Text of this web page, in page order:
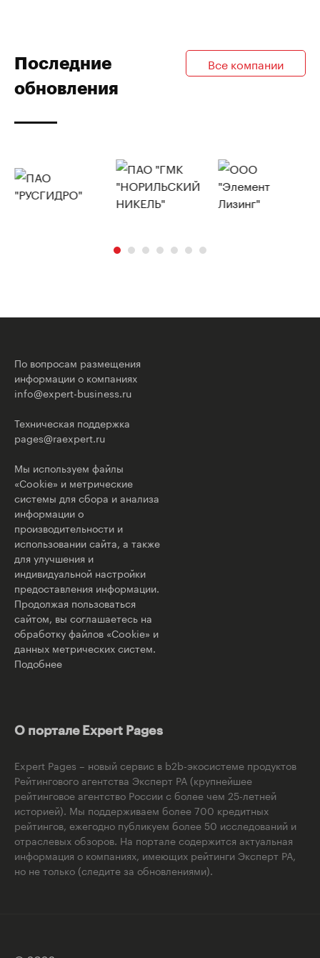
Последние
обновления
Все компании
По вопросам размещения
информации о компаниях
info@expert-business.ru
Техническая поддержка
pages@raexpert.ru
Мы используем файлы
«Cookie» и метрические
системы для сбора и анализа
информации о
производительности и
использовании сайта, а также
для улучшения и
индивидуальной настройки
предоставления информации.
Продолжая пользоваться
сайтом, вы соглашаетесь на
обработку файлов «Cookie» и
данных метрических систем.
Подобнее
О портале Expert Pages
Expert Pages – новый сервис в b2b-экосистеме продуктов
Рейтингового агентства Эксперт РА (крупнейшее
рейтинговое агентство России с более чем 25-летней
историей). Мы поддерживаем более 700 кредитных
рейтингов, ежегодно публикуем более 50 исследований и
отраслевых обзоров. На портале содержится актуальная
информация о компаниях, имеющих рейтинги Эксперт РА,
но не только (следите за обновлениями).